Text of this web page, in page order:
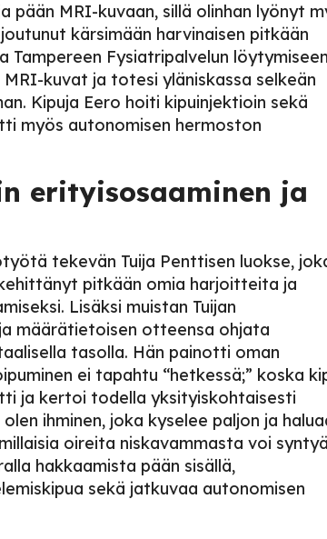
pään MRI-kuvaan, sillä olinhan lyönyt
kärsimään harvinaisen pitkään
Tampereen Fysiatripalvelun
kuvat ja totesi yläniskassa selkeän
Kipuja Eero hoiti kipuinjektioin sekä
myös autonomisen hermoston
erityisosaaminen ja
tekevän Tuija Penttisen luokse,
pitkään omia harjoitteita ja
Lisäksi muistan Tuijan
määrätietoisen otteensa ohjata
tasolla. Hän painotti oman
ei tapahtu “hetkessä;” koska
ja kertoi todella yksityiskohtaisesti
ihminen, joka kyselee paljon ja
oireita niskavammasta voi
hakkaamista pään sisällä,
sekä jatkuvaa autonomisen